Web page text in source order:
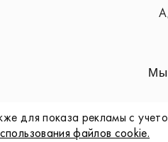
для показа рекламы с
файлов cookie.
Мы